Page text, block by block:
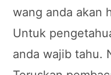
wang anda akan
Untuk
anda wajib tahu.